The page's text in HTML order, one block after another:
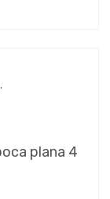
plana 4